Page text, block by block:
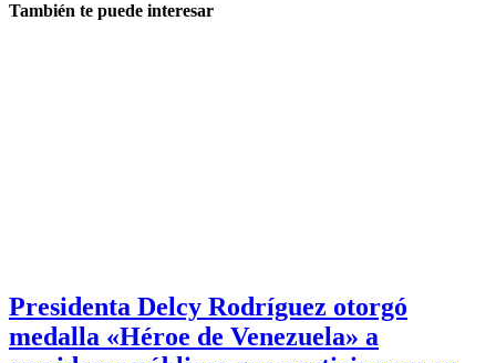
También te puede interesar
Presidenta Delcy Rodríguez otorgó
medalla «Héroe de Venezuela» a